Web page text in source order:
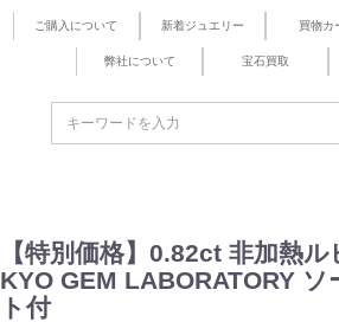
ご購入について 新着ジュエリー 買物カ
弊社について 宝石買取
【特別価格】0.82ct 非加熱
KYO GEM LABORATORY
ト付